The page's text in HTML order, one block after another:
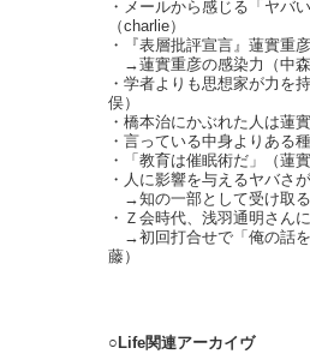
・メールから感じる「ヤバ
（charlie）
・『表層批評宣言』蓮實重
→蓮實重彦の感染力（中
・学者よりも思想家が力を
俣）
・橋本治にかぶれた人は蓮
・言っている中身よりある
・「教育は催眠術だ」（蓮
・人に影響を与えるヤバさ
→知の一部として受け取
・Ｚ会時代、浅羽通明さん
→初回打合せで「俺の話を
藤）
○Life関連アーカイヴ